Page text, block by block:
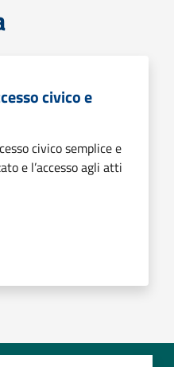
civico e
civico semplice e
e l’accesso agli atti